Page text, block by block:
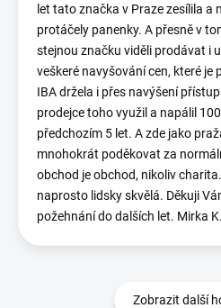
let tato značka v Praze zesílila a
protáčely panenky. A přesně v
stejnou značku viděli prodávat i
veškeré navyšování cen, které je
IBA držela i přes navýšení
prodejce toho využil a napálil
předchozím 5 let. A zde jako
mnohokrát poděkovat za
obchod je obchod, nikoliv
naprosto lidsky skvělá. Děkuji
požehnání do dalších let. Mirka K.
Zobrazit další